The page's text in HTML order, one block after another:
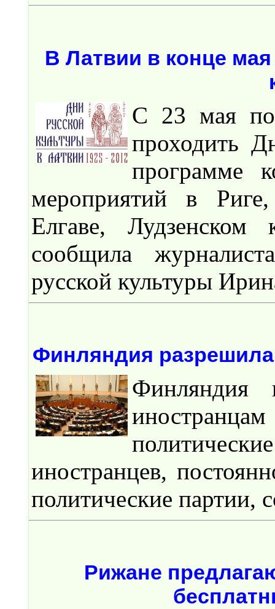
В Латвии в конце
С 23 мая
проходить
программе
мероприятий в
Елгаве,
сообщила
русской культуры
Финляндия разрешила
Финляндия
иностранцев,
политические партии,
Рижане